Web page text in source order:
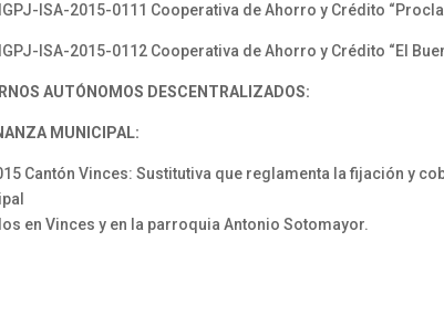
ISA-2015-0111 Cooperativa de Ahorro y Crédito
ISA-2015-0112 Cooperativa de Ahorro y Crédito “El
AUTÓNOMOS DESCENTRALIZADOS:
MUNICIPAL:
Cantón Vinces: Sustitutiva que reglamenta la fijación y
en Vinces y en la parroquia Antonio Sotomayor.